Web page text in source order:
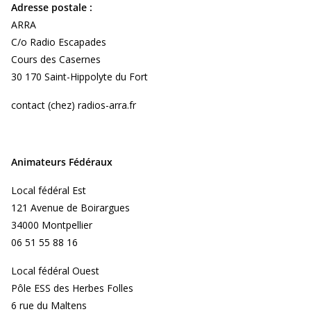
Adresse postale :
ARRA
C/o Radio Escapades
Cours des Casernes
30 170 Saint-Hippolyte du Fort
contact (chez) radios-arra.fr
Animateurs Fédéraux
Local fédéral Est
121 Avenue de Boirargues
34000 Montpellier
06 51 55 88 16
Local fédéral Ouest
Pôle ESS des Herbes Folles
6 rue du Maltens